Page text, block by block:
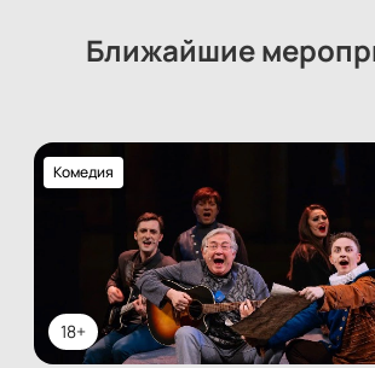
Ближайшие
18+
Комедия